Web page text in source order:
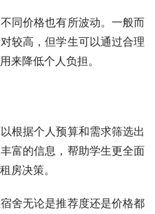
同价格也有所波动。一般而
较高，但学生可以通过合理
来降低个人负担。
根据个人预算和需求筛选出
富的信息，帮助学生更全面
房决策。
舍无论是推荐度还是价格都